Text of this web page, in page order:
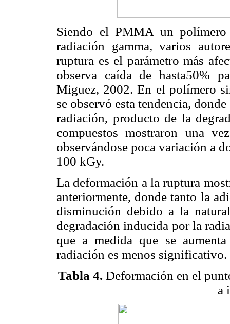
Siendo el PMMA un polímero
radiación gamma, varios
ruptura es el parámetro más
observa caída de hasta50%
Miguez, 2002. En el polímero
se observó esta tendencia,
radiación, producto de la
compuestos mostraron una
observándose poca variación a
100 kGy.
La deformación a la ruptura
anteriormente, donde tanto la
disminución debido a la
degradación inducida por la
que a medida que se
radiación es menos significativo.
Tabla 4. Deformación en el
a